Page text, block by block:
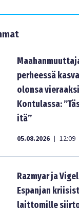
perheessä
olonsa
Kontulassa:
itä”
05.08.2026 | 12:09
Razmyar ja
Espanjan
laittomille